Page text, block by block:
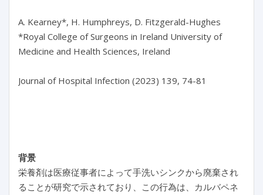
A. Kearney*, H. Humphreys, D. Fitzgerald-Hughes
*Royal College of Surgeons in Ireland University of
Medicine and Health Sciences, Ireland
Journal of Hospital Infection (2023) 139, 74-81
背景
栄養剤は医療従事者によって手洗いシンクから廃棄され
ることが研究で示されており、この行為は、カルバペネ